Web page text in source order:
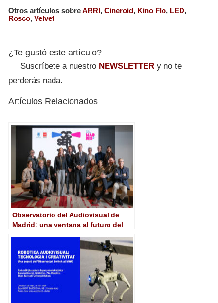
Otros artículos sobreARRI, Cineroid, Kino Flo, LED,
Rosco, Velvet
¿Te gustó este artículo?
Suscríbete a nuestro NEWSLETTER y no te
perderás nada.
Artículos Relacionados
Observatorio del Audiovisual de
Madrid: una ventana al futuro del